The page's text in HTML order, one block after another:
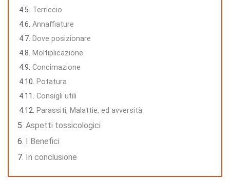
Terriccio
Annaffiature
Dove posizionare
Moltiplicazione
Concimazione
Potatura
Consigli utili
Parassiti, Malattie, ed avversità
Aspetti tossicologici
I Benefici
In conclusione